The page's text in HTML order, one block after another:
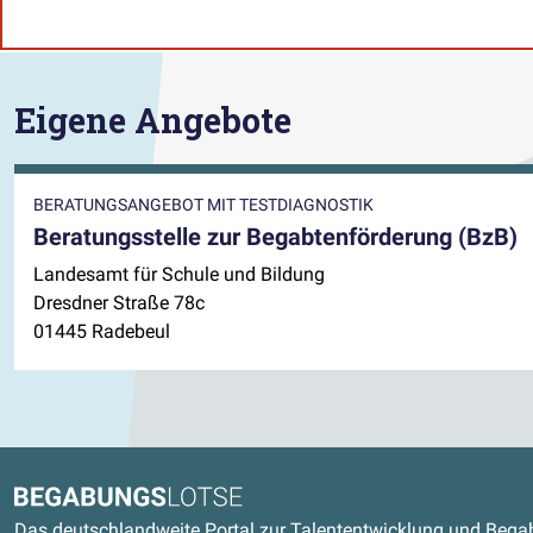
Eigene Angebote
BERATUNGSANGEBOT MIT TESTDIAGNOSTIK
Beratungsstelle zur Begabtenförderung (BzB)
Landesamt für Schule und Bildung
Dresdner Straße 78c
01445 Radebeul
Kontaktdaten und weitere Links
Begabungslotse